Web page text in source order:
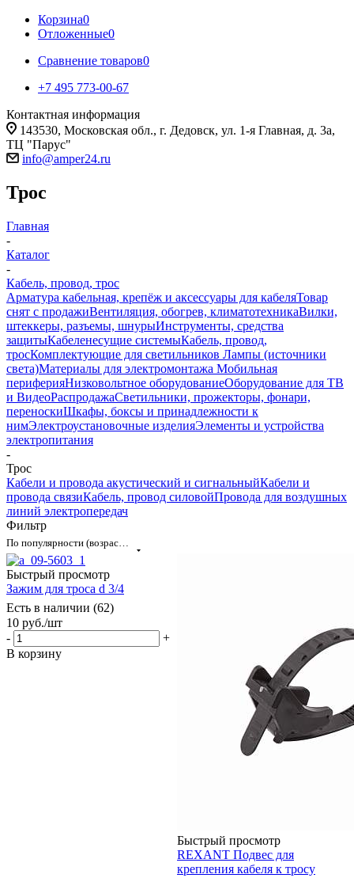
Корзина0
Отложенные0
Сравнение товаров0
+7 495 773-00-67
Контактная информация
143530, Московская обл., г. Дедовск, ул. 1-я Главная, д. 3а,
ТЦ "Парус"
info@amper24.ru
Трос
Главная
-
Каталог
-
Кабель, провод, трос
Арматура кабельная, крепёж и аксессуары для кабеляТовар
снят с продажиВентиляция, обогрев, климатотехникаВилки,
штеккеры, разъемы, шнурыИнструменты, средства
защитыКабеленесущие системыКабель, провод,
тросКомплектующие для светильников Лампы (источники
света)Материалы для электромонтажа Мобильная
периферияНизковольтное оборудованиеОборудование для ТВ
и ВидеоРаспродажаСветильники, прожекторы, фонари,
переноскиШкафы, боксы и принадлежности к
нимЭлектроустановочные изделияЭлементы и устройства
электропитания
-
Трос
Кабели и провода акустический и сигнальныйКабели и
провода связиКабель, провод силовойПровода для воздушных
линий электропередач
Фильтр
Быстрый просмотр
Зажим для троса d 3/4
Есть в наличии (62)
10 руб./шт
-
+
В корзину
Быстрый просмотр
REXANT Подвес для
крепления кабеля к тросу